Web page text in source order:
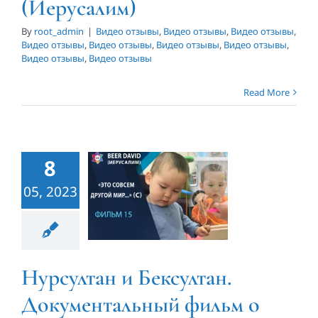
(Иерусалим)
By root_admin | Видео отзывы, Видео отзывы, Видео отзывы,
Видео отзывы, Видео отзывы, Видео отзывы, Видео отзывы,
Видео отзывы, Видео отзывы
Read More
8
05, 2023
Документальный
фильм о
Центре
«BEER
(Иерусалим)
Нурсултан и Бексултан.
Документальный фильм о